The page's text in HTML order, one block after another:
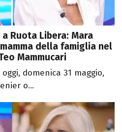
a Ruota Libera: Mara
della famiglia nel
Mammucari
domenica 31 maggio,
o...